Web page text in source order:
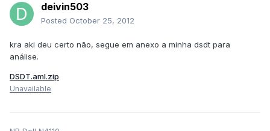
deivin503
Posted October 25, 2012
kra aki deu certo não, segue em anexo a minha dsdt para
análise.
DSDT.aml.zip
Unavailable